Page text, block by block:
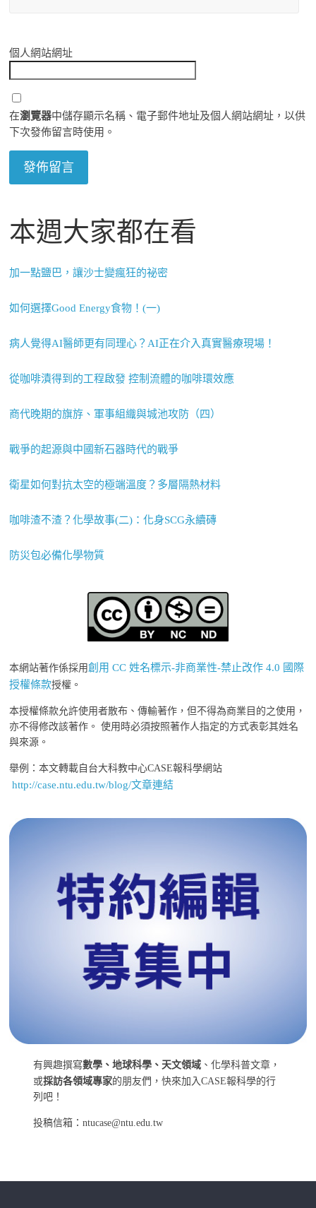
個人網站網址
在瀏覽器中儲存顯示名稱、電子郵件地址及個人網站網址，以供
下次發佈留言時使用。
本週大家都在看
加一點鹽巴，讓沙士變瘋狂的祕密
如何選擇Good Energy食物！(一)
病人覺得AI醫師更有同理心？AI正在介入真實醫療現場！
從咖啡漬得到的工程啟發 控制流體的咖啡環效應
商代晚期的旗斿、軍事組織與城池攻防（四）
戰爭的起源與中國新石器時代的戰爭
衛星如何對抗太空的極端溫度？多層隔熱材料
咖啡渣不渣？化學故事(二)：化身SCG永續磚
防災包必備化學物質
本網站著作係採用創用 CC 姓名標示-非商業性-禁止改作 4.0 國際
授權條款授權。
本授權條款允許使用者散布、傳輸著作，但不得為商業目的之使用，
亦不得修改該著作。 使用時必須按照著作人指定的方式表彰其姓名
與來源。
舉例：本文轉載自台大科教中心CASE報科學網站
http://case.ntu.edu.tw/blog/文章連結
有興趣撰寫數學、地球科學、天文領域 、化學科普文章，
或採訪各領域專家的朋友們，快來加入CASE報科學的行
列吧！
投稿信箱：ntucase@ntu.edu.tw